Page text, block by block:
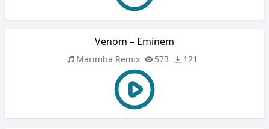
Venom – Eminem
Marimba Remix 573 121